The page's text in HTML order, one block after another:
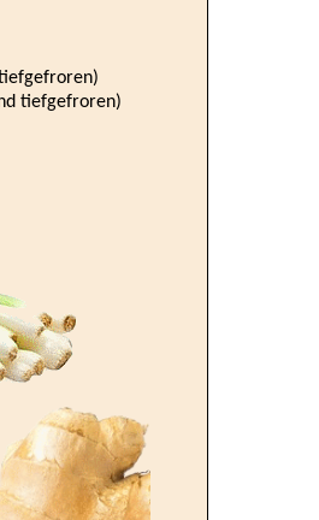
tiefgefroren)